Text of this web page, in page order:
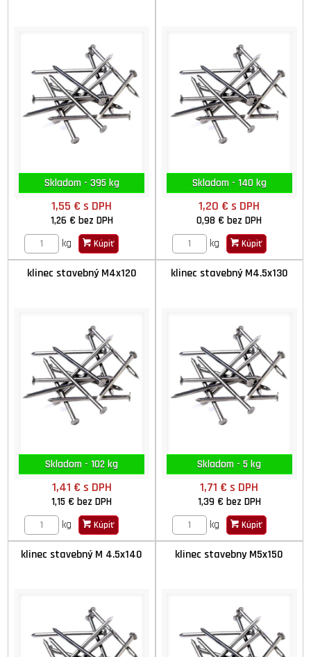
Skladom - 395 kg
1,55 €s DPH
1,26 € bez DPH
kg
Kúpiť
Skladom - 140 kg
1,20 €s DPH
0,98 €bez DPH
kg
Kúpiť
klinec stavebný M4x120
Skladom - 102 kg
1,41 € s DPH
1,15 €bez DPH
kg
Kúpiť
klinec stavebný M4.5x130
Skladom - 5 kg
1,71 €s DPH
1,39 € bez DPH
kg
Kúpiť
klinec stavebný M 4.5x140 klinec stavebny M5x150